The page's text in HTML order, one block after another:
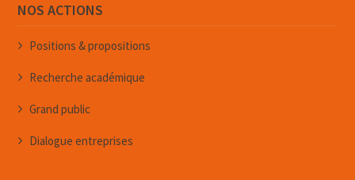
NOS ACTIONS
Positions & propositions
Recherche académique
Grand public
Dialogue entreprises